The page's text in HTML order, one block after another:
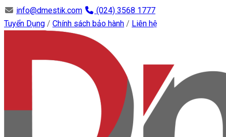
info@dmestik.com
(024) 3568 1777
Tuyển Dụng / Chính sách bảo hành / Liên hệ